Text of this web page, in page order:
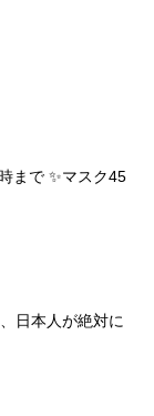
まで ✨マスク45
日本人が絶対に